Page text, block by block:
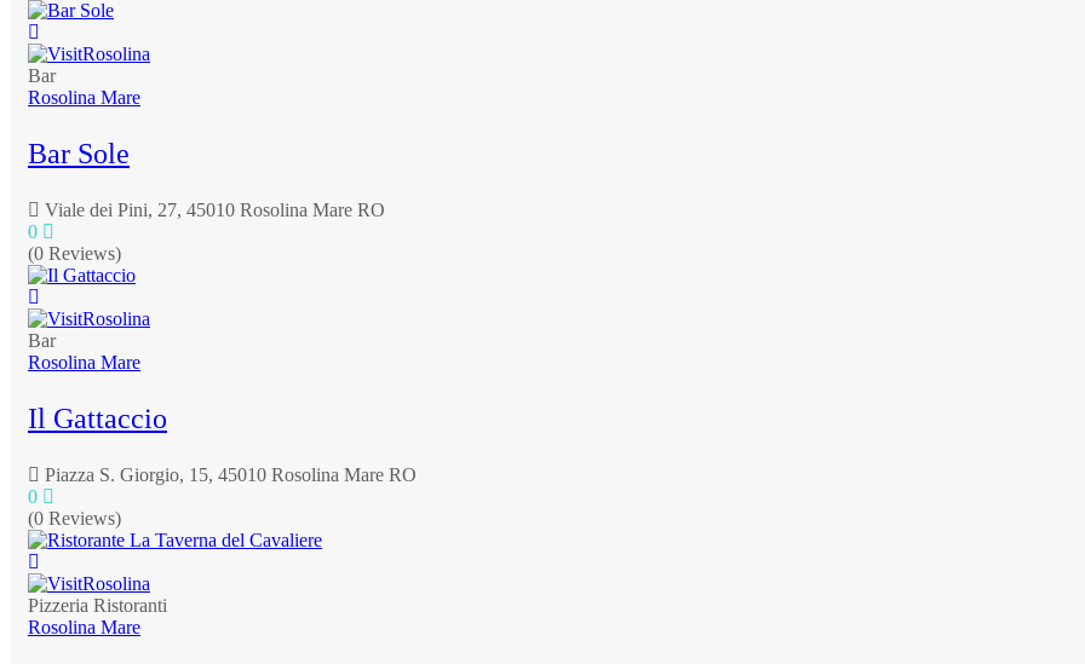
Bar
Rosolina Mare
Bar Sole
Viale dei Pini, 27, 45010 Rosolina Mare RO
0
(0 Reviews)
Bar
Rosolina Mare
Il Gattaccio
Piazza S. Giorgio, 15, 45010 Rosolina Mare RO
0
(0 Reviews)
Pizzeria Ristoranti
Rosolina Mare